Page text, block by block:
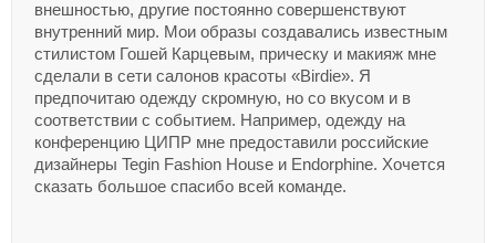
внешностью, другие постоянно совершенствуют
внутренний мир. Мои образы создавались известным
стилистом Гошей Карцевым, прическу и макияж мне
сделали в сети салонов красоты «Birdie». Я
предпочитаю одежду скромную, но со вкусом и в
соответствии с событием. Например, одежду на
конференцию ЦИПР мне предоставили российские
дизайнеры Tegin Fashion House и Endorphine. Хочется
сказать большое спасибо всей команде.